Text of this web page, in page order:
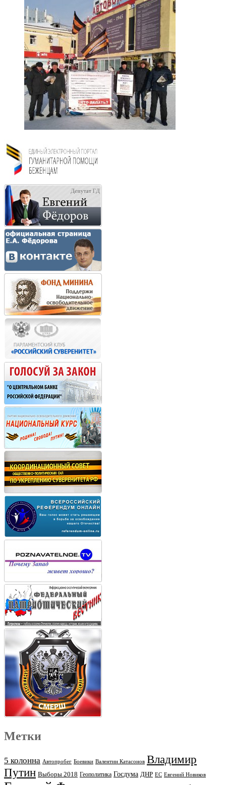
Метки
5 колонна Автопробег Боевики Валентин Катасонов Владимир
Путин Выборы 2018 Геополитика Госдума ДНР ЕС Евгений Новиков